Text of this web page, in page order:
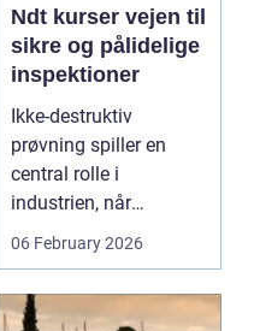
Ndt kurser vejen til
sikre og pålidelige
inspektioner
Ikke-destruktiv
prøvning spiller en
central rolle i
industrien, når
konstruktioner,
svejsninger og k...
06 February 2026